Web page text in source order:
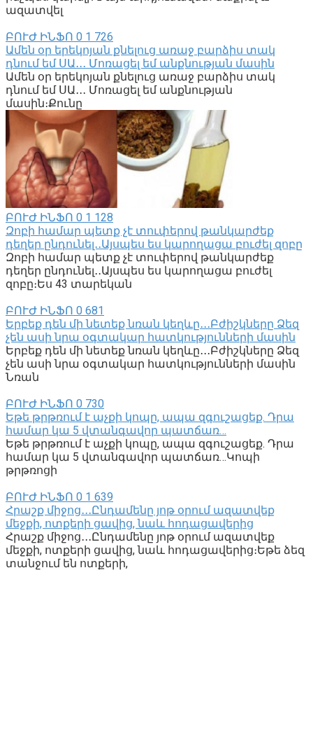
ազատվել
ԲՈՒԺ ԻՆՖՈ 0 1 726
Ամեն օր երեկոյան քնելուց առաջ բարձիս տակ
դնում եմ ՍԱ․․․ Մոռացել եմ անքնության մասին
Ամեն օր երեկոյան քնելուց առաջ բարձիս տակ
դնում եմ ՍԱ․․․ Մոռացել եմ անքնության
մասին։Քունը
ԲՈՒԺ ԻՆՖՈ 0 1 128
Զոբի համար պետք չէ տուփերով թանկարժեք
դեղեր ընդունել․․Այսպես ես կարողացա բուժել զոբը
Զոբի համար պետք չէ տուփերով թանկարժեք
դեղեր ընդունել․․Այսպես ես կարողացա բուժել
զոբը։Ես 43 տարեկան
ԲՈՒԺ ԻՆՖՈ 0 681
Երբեք դեն մի նետեք նռան կեղևը․․․Բժիշկները Ձեզ
չեն ասի նրա օգտակար հատկությունների մասին
Երբեք դեն մի նետեք նռան կեղևը․․․Բժիշկները Ձեզ
չեն ասի նրա օգտակար հատկությունների մասին
Նռան
ԲՈՒԺ ԻՆՖՈ 0 730
Եթե թրթռում է աչքի կոպը, ապա զգուշացեք. Դրա
համար կա 5 վտանգավոր պատճառ…
Եթե թրթռում է աչքի կոպը, ապա զգուշացեք. Դրա
համար կա 5 վտանգավոր պատճառ…Կոպի
թրթռոցի
ԲՈՒԺ ԻՆՖՈ 0 1 639
Հրաշք միջոց․․․Ընդամենը յոթ օրում ազատվեք
մեջքի, ոտքերի ցավից, նաև հոդացավերից
Հրաշք միջոց․․․Ընդամենը յոթ օրում ազատվեք
մեջքի, ոտքերի ցավից, նաև հոդացավերից։Եթե ձեզ
տանջում են ոտքերի,